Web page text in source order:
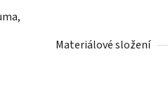
Materiálové složení